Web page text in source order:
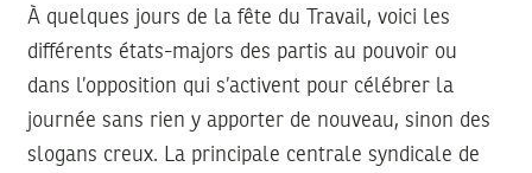
À quelques jours de la fête du Travail, voici les
différents états-majors des partis au pouvoir ou
dans l’opposition qui s’activent pour célébrer la
journée sans rien y apporter de nouveau, sinon des
slogans creux. La principale centrale syndicale de